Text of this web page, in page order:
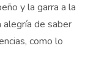
y la garra a la
alegría de saber
como lo